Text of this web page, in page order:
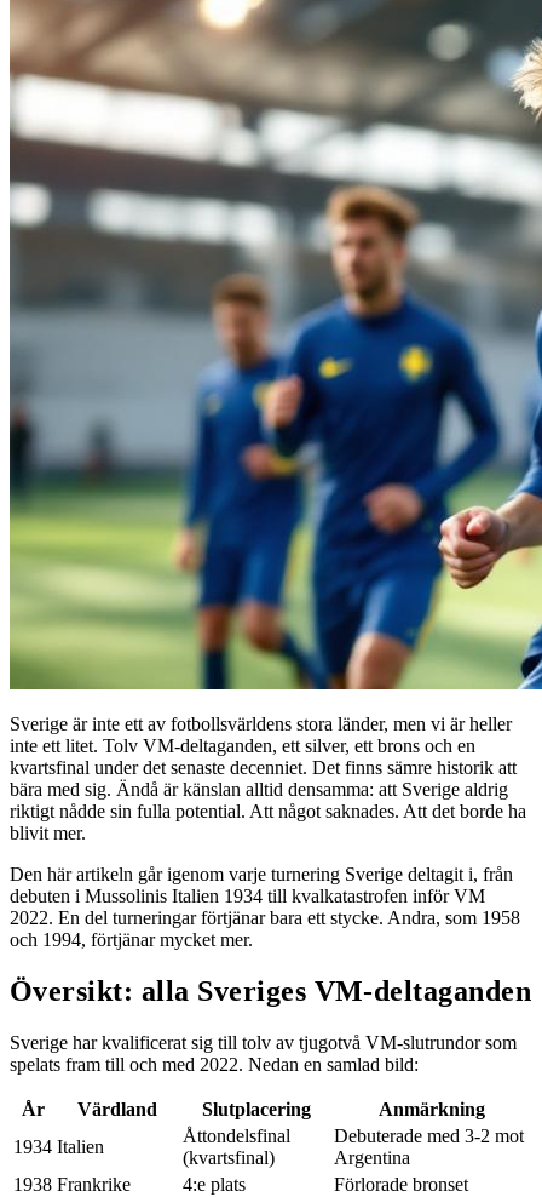
Sverige är inte ett av fotbollsvärldens stora länder, men vi är heller
inte ett litet. Tolv VM-deltaganden, ett silver, ett brons och en
kvartsfinal under det senaste decenniet. Det finns sämre historik att
bära med sig. Ändå är känslan alltid densamma: att Sverige aldrig
riktigt nådde sin fulla potential. Att något saknades. Att det borde ha
blivit mer.
Den här artikeln går igenom varje turnering Sverige deltagit i, från
debuten i Mussolinis Italien 1934 till kvalkatastrofen inför VM
2022. En del turneringar förtjänar bara ett stycke. Andra, som 1958
och 1994, förtjänar mycket mer.
Översikt: alla Sveriges VM-deltaganden
Sverige har kvalificerat sig till tolv av tjugotvå VM-slutrundor som
spelats fram till och med 2022. Nedan en samlad bild:
År Värdland Slutplacering
Anmärkning
1934 Italien
Åttondelsfinal
(kvartsfinal)
Debuterade med 3-2 mot
Argentina
1938 Frankrike 4:e plats
Förlorade bronset